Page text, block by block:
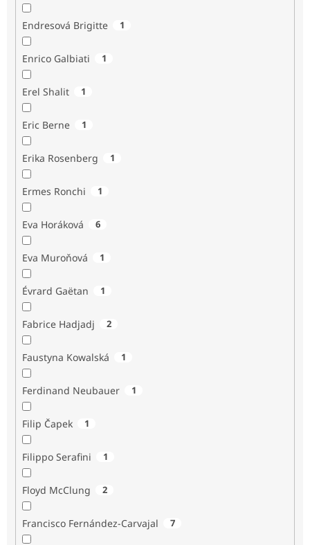
Endresová Brigitte 1
Enrico Galbiati 1
Erel Shalit 1
Eric Berne 1
Erika Rosenberg 1
Ermes Ronchi 1
Eva Horáková 6
Eva Muroňová 1
Évrard Gaëtan 1
Fabrice Hadjadj 2
Faustyna Kowalská 1
Ferdinand Neubauer 1
Filip Čapek 1
Filippo Serafini 1
Floyd McClung 2
Francisco Fernández-Carvajal 7